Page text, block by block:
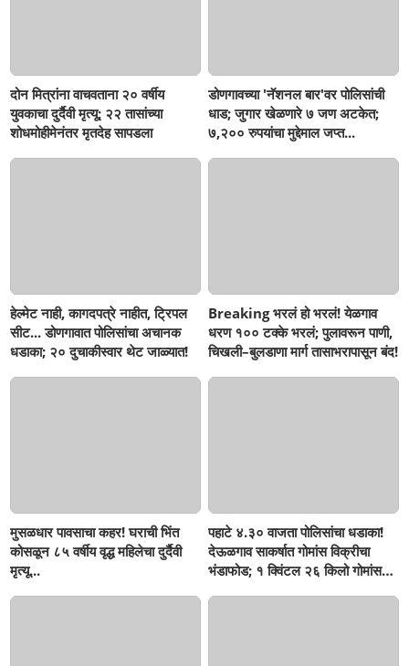
दोन मित्रांना वाचवताना २० वर्षीय
युवकाचा दुर्दैवी मृत्यू; २२ तासांच्या
शोधमोहीमेनंतर मृतदेह सापडला
डोणगावच्या 'नॅशनल बार'वर पोलिसांची
धाड; जुगार खेळणारे ७ जण अटकेत;
७,२०० रुपयांचा मुद्देमाल जप्त...
हेल्मेट नाही, कागदपत्रे नाहीत, ट्रिपल
सीट... डोणगावात पोलिसांचा अचानक
धडाका; २० दुचाकीस्वार थेट जाळ्यात!
Breaking भरलं हो भरलं! येळगाव
धरण १०० टक्के भरलं; पुलावरून पाणी,
चिखली–बुलडाणा मार्ग तासाभरापासून बंद!
मुसळधार पावसाचा कहर! घराची भिंत
कोसळून ८५ वर्षीय वृद्ध महिलेचा दुर्दैवी
मृत्यू...
पहाटे ४.३० वाजता पोलिसांचा धडाका!
देऊळगाव साकर्षात गोमांस विक्रीचा
भंडाफोड; १ क्विंटल २६ किलो गोमांस